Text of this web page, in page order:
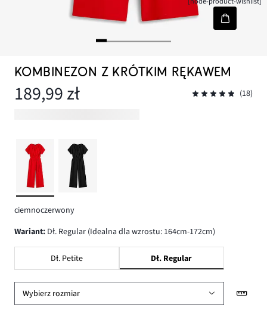
KOMBINEZON Z KRÓTKIM RĘKAWEM
189,99 zł (18)
ciemnoczerwony
wariant: Dł. Regular (Idealna dla wzrostu: 164cm-172cm)
Dł. Petite Dł. Regular
Wybierz rozmiar